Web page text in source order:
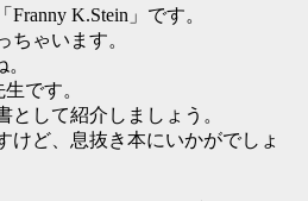
K.Stein」です。
ちゃいます。
です。
として紹介しましょう。
けど、息抜き本にいかがでしょ